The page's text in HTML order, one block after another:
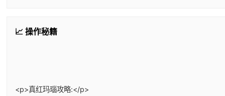
📈 操作秘籍
<p>真红玛瑙攻略:</p>